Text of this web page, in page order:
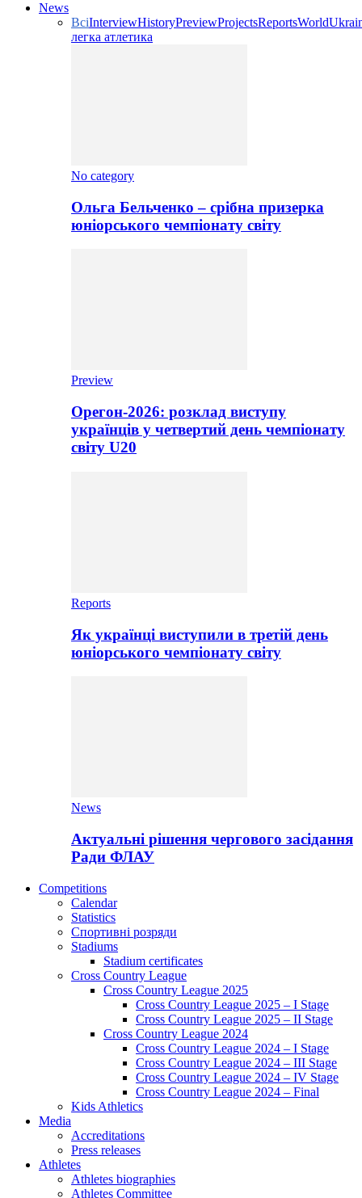
News
ВсіInterviewHistoryPreviewProjectsReportsWorld
легка атлетика
No category
Ольга Бельченко – срібна призерка
юніорського чемпіонату світу
Preview
Орегон-2026: розклад виступу
українців у четвертий день чемпіонату
світу U20
Reports
Як українці виступили в третій день
юніорського чемпіонату світу
News
Актуальні рішення чергового засідання
Ради ФЛАУ
Competitions
Calendar
Statistics
Спортивні розряди
Stadiums
Stadium certificates
Cross Country League
Cross Country League 2025
Cross Country League 2025 – I Stage
Cross Country League 2025 – II Stage
Cross Country League 2024
Cross Country League 2024 – I Stage
Cross Country League 2024 – III Stage
Cross Country League 2024 – IV Stage
Cross Country League 2024 – Final
Kids Athletics
Media
Accreditations
Press releases
Athletes
Athletes biographies
Athletes Committee